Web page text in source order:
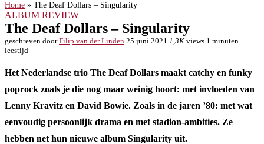
Home » The Deaf Dollars – Singularity
ALBUM REVIEW
The Deaf Dollars – Singularity
geschreven doorFilip van der Linden 25 juni 2021 1,3K views 1 minuten
leestijd
Het Nederlandse trio The Deaf Dollars maakt catchy en funky
poprock zoals je die nog maar weinig hoort: met invloeden van
Lenny Kravitz en David Bowie. Zoals in de jaren ’80: met wat
eenvoudig persoonlijk drama en met stadion-ambities. Ze
hebben net hun nieuwe album Singularity uit.